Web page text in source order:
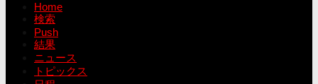
Home
検索
Push
結果
ニュース
トピックス